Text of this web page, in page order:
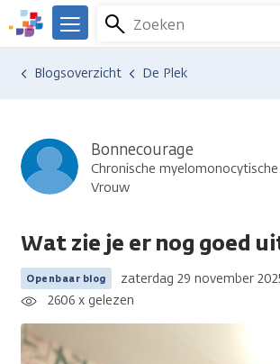
Overslaan
en
naar
We
er
Kanker.nl
Zoeken
Menu
Ervaringen van anderen
Blogsoverzicht De Plek
Bonnecourage
Chronische
Vrouw
Wat zie je er nog goed
Openbaar blog
zaterdag 29 november
2606 x gelezen